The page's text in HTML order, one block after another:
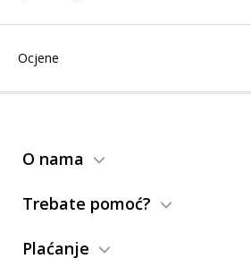
Ocjene
O nama
Trebate pomoć?
Plaćanje